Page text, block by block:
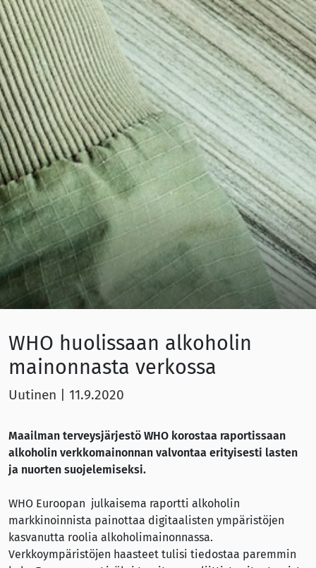
WHO huolissaan alkoholin
mainonnasta verkossa
Uutinen 11.9.2020
Maailman terveysjärjestö WHO korostaa raportissaan
alkoholin verkkomainonnan valvontaa erityisesti lasten
ja nuorten suojelemiseksi.
WHO Euroopan julkaisema raportti alkoholin
markkinoinnista painottaa digitaalisten ympäristöjen
kasvanutta roolia alkoholimainonnassa.
Verkkoympäristöjen haasteet tulisi tiedostaa paremmin